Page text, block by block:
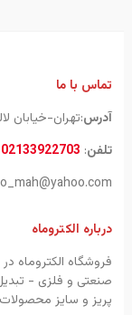
تماس با ما
آدرس:تهران-خیابان
تلفن:
02133922703
درباره الکتروماه
فروشگاه الکتروماه
صنعتی و فلزی -
پریز و سایز